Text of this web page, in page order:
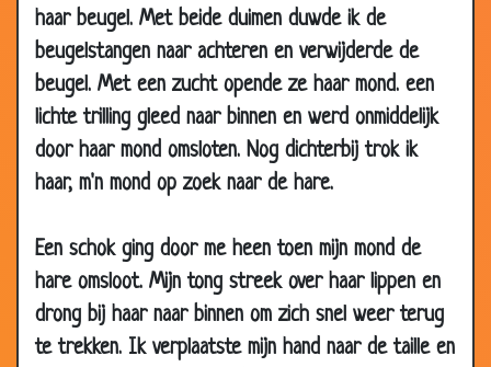
haar beugel. Met beide duimen duwde ik de
beugelstangen naar achteren en verwijderde de
beugel. Met een zucht opende ze haar mond. een
lichte trilling gleed naar binnen en werd onmiddelijk
door haar mond omsloten. Nog dichterbij trok ik
haar, m'n mond op zoek naar de hare.
Een schok ging door me heen toen mijn mond de
hare omsloot. Mijn tong streek over haar lippen en
drong bij haar naar binnen om zich snel weer terug
te trekken. Ik verplaatste mijn hand naar de taille en
03 Dec
Wat een kanjer
29 Nov
2007
Verrassen 3.68
29 Nov
Man vermoord 3.62
2007
Niks om aan te trekken
29 Nov
2007
3.57